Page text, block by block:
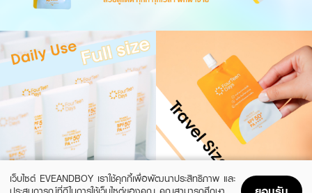
เว็บไซต์ EVEANDBOY เราใช้คุกกี้เพื่อพัฒนาประสิทธิภาพ และ